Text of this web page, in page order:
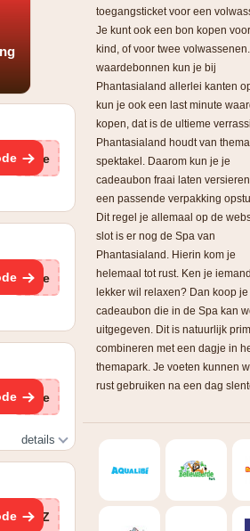
(ge
(ge
(ge
details
EfZ
toegangsticket voor een
Je kunt ook een bon kopen
kind, of voor twee
waardebonnen kun je bij
Phantasialand allerlei kanten
kun je ook een last minute
kopen, dat is de ultieme
Phantasialand houdt van
spektakel. Daarom kun je je
cadeaubon fraai laten
een passende verpakking
Dit regel je allemaal op de
slot is er nog de Spa van
Phantasialand. Hierin kom je
helemaal tot rust. Ken je
lekker wil relaxen? Dan koop je
cadeaubon die in de Spa kan
uitgegeven. Dit is natuurlijk
combineren met een dagje in
themapark. Je voeten kunnen
rust gebruiken na een dag